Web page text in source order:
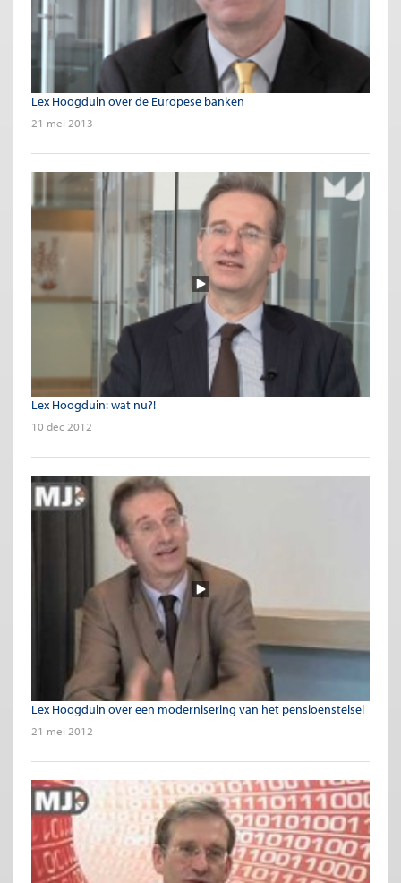
Lex Hoogduin over de Europese banken
21 mei 2013
Lex Hoogduin: wat nu?!
10 dec 2012
Lex Hoogduin over een modernisering van het pensioenstelsel
21 mei 2012